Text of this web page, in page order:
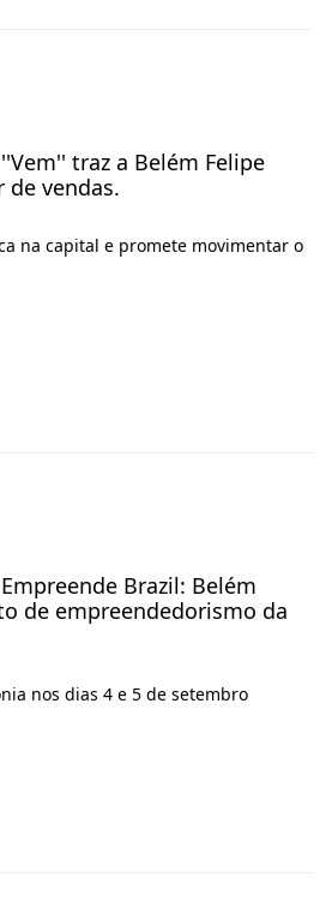
traz a Belém Felipe
de vendas.
na capital e promete movimentar o
Brazil: Belém
de empreendedorismo da
nos dias 4 e 5 de setembro